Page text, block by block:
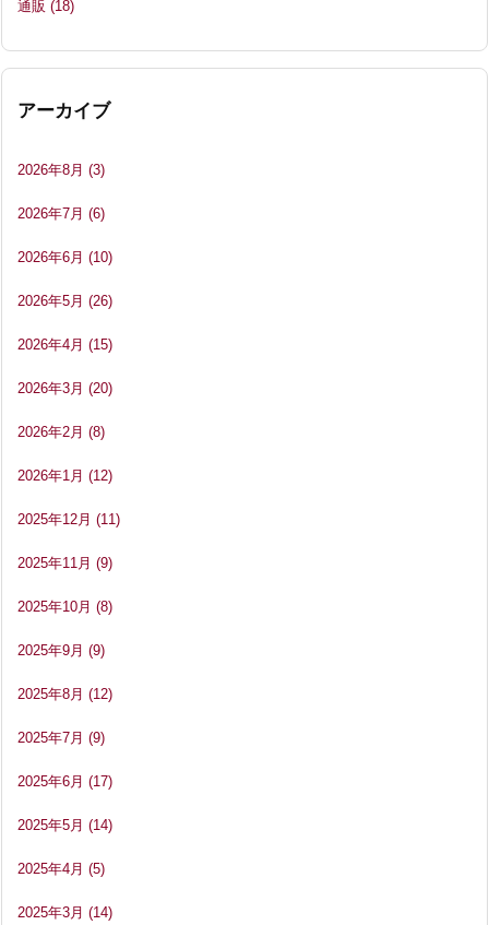
通販 (18)
アーカイブ
2026年8月 (3)
2026年7月 (6)
2026年6月 (10)
2026年5月 (26)
2026年4月 (15)
2026年3月 (20)
2026年2月 (8)
2026年1月 (12)
2025年12月 (11)
2025年11月 (9)
2025年10月 (8)
2025年9月 (9)
2025年8月 (12)
2025年7月 (9)
2025年6月 (17)
2025年5月 (14)
2025年4月 (5)
2025年3月 (14)